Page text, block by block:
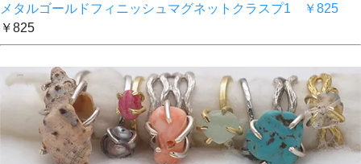
メタルゴールドフィニッシュマグネットクラスプ1 ￥825
￥825